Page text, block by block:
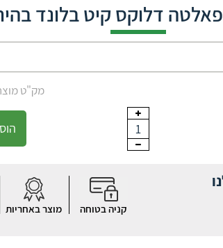
דלוקס קיט בלונד בהיר
מק"ט מוצר:
1
קניה בטוחה מוצר באחריות